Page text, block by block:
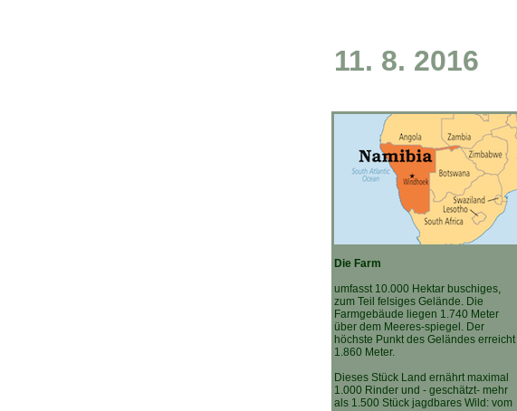
11. 8. 2016
Die Farm
umfasst 10.000 Hektar buschiges,
zum Teil felsiges Gelände. Die
Farmgebäude liegen 1.740 Meter
über dem Meeres-spiegel. Der
höchste Punkt des Geländes erreicht
1.860 Meter.
Dieses Stück Land ernährt maximal
1.000 Rinder und - geschätzt- mehr
als 1.500 Stück jagdbares Wild: vom